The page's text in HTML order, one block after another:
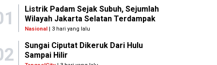
Listrik Padam Sejak Subuh, Sejumlah
Wilayah Jakarta Selatan Terdampak
Nasional | 3 hari yang lalu
Sungai Ciputat Dikeruk Dari Hulu
Sampai Hilir